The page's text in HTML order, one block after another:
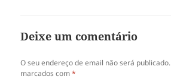
Deixe um comentário
O seu endereço de email não será publicado.
marcados com*